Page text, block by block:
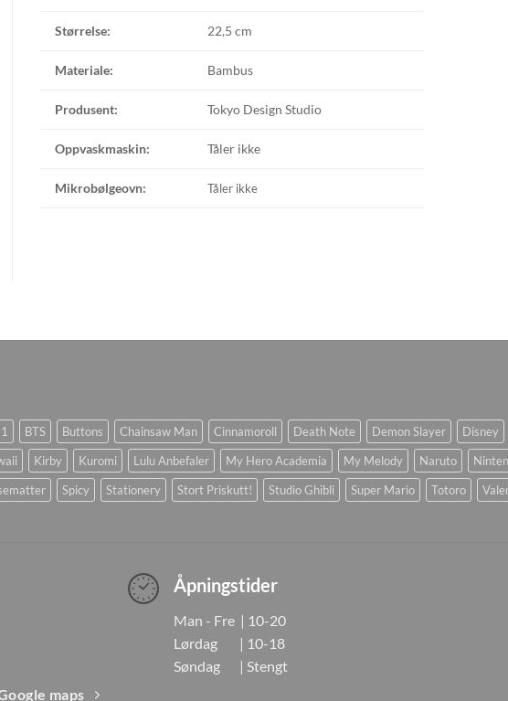
Størrelse: 22,5 cm
Materiale: Bambus
Produsent: Tokyo Design Studio
Oppvaskmaskin: Tåler ikke
Mikrobølgeovn: Tåler ikke
BTS Buttons Chainsaw Man Cinnamoroll Death Note Demon Slayer Disney
Kirby Kuromi Lulu Anbefaler My Hero Academia My Melody Naruto
Spicy Stationery Stort Priskutt! Studio Ghibli Super Mario Totoro
maps
Åpningstider
Man - Fre | 10-20
Lørdag | 10-18
Søndag | Stengt